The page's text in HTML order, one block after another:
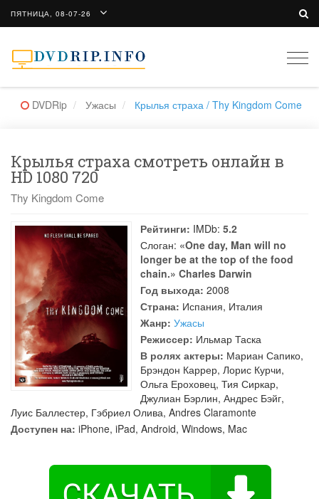
ПЯТНИЦА, 08-07-26
DVDRip Ужасы Крылья страха / Thy Kingdom Come
Крылья страха смотреть онлайн в
HD 1080 720
Thy Kingdom Come
Рейтинги: IMDb: 5.2
Слоган: «One day, Man will no
longer be at the top of the food
chain.» Charles Darwin
Год выхода: 2008
Страна: Испания, Италия
Жанр: Ужасы
Режиссер: Ильмар Таска
В ролях актеры: Мариан Сапико,
Брэндон Каррер, Лорис Курчи,
Ольга Ероховец, Тия Сиркар,
Джулиан Бэрлин, Андрес Бэйг,
Луис Баллестер, Гэбриел Олива, Andres Claramonte
Доступен на: iPhone, iPad, Android, Windows, Mac